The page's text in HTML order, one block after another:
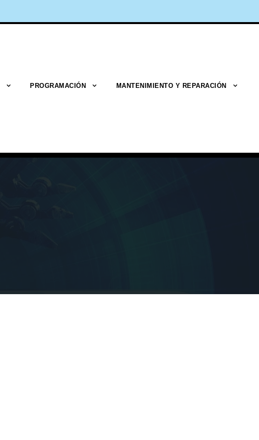
PROGRAMACIÓN MANTENIMIENTO Y REPARACIÓN